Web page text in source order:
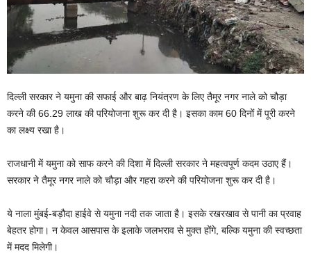
दिल्ली सरकार ने यमुना की सफाई और बाढ़ नियंत्रण के लिए तैमूर नगर नाले को चौड़ा
करने की 66.29 लाख की परियोजना शुरू कर दी है। इसका काम 60 दिनों में पूरी करने
का लक्ष्य रखा है।
राजधानी में यमुना को साफ करने की दिशा में दिल्ली सरकार ने महत्वपूर्ण कदम उठाए हैं।
सरकार ने तैमूर नगर नाले को चौड़ा और गहरा करने की परियोजना शुरू कर दी है।
ये नाला मुंबई-बड़ौदा हाईवे से यमुना नदी तक जाता है। इसके रखरखाव से पानी का प्रवाह
बेहतर होगा। न केवल आसपास के इलाके जलभराव से मुक्त होंगे, बल्कि यमुना की स्वच्छता
में मदद मिलेगी।